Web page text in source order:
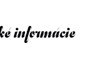
informácie